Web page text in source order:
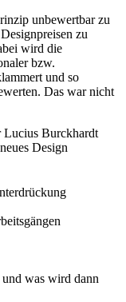
unbewertbar zu
zu
wird die
bzw.
und so
Das war nicht
Lucius Burckhardt
Design
was wird dann